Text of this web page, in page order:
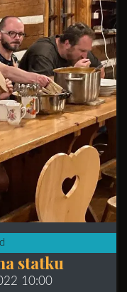
statku
10:00